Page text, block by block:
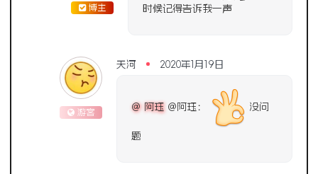
博主
时候记得告诉我一声
游客
天河 2020年1月19日
@ 阿珏 @阿珏： 没问
题